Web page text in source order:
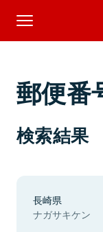
郵便番
検索結果
長崎県
ナガサキケン